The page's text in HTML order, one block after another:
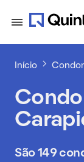
Início
São 149